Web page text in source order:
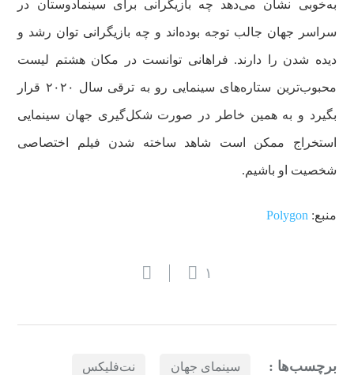
به‌خوبی نشان می‌دهد چه بازیگرانی برای سینمادوستان در
سراسر جهان جالب توجه بوده‌اند و چه بازیگرانی توان رشد و
دیده شدن را دارند. فراهانی توانست در مکان هشتم لیست
محبوب‌ترین ستاره‌های سینمایی رو به ترقی سال ۲۰۲۰ قرار
بگیرد و به همین خاطر در صورت شکل‌گیری جهان سینمایی
استخراج ممکن است شاهد ساخته شدن فیلم اختصاصی
شخصیت او باشیم.
منبع: Polygon
۱
برچسب‌ها : سینمای جهان نت‌فلیکس